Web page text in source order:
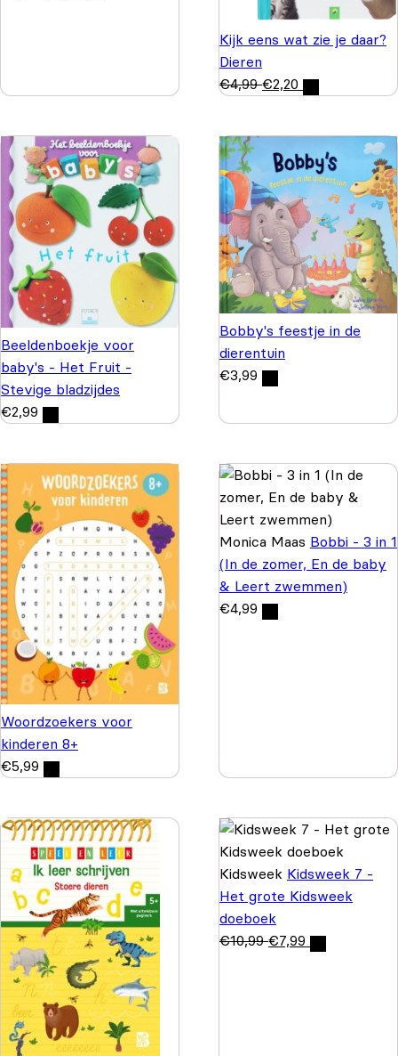
Kijk eens wat zie je daar?
Dieren
€4,99 €2,20
Beeldenboekje voor
baby's - Het Fruit -
Stevige bladzijdes
€2,99
Bobby's feestje in de
dierentuin
€3,99
Woordzoekers voor
kinderen 8+
€5,99
Monica Maas Bobbi - 3 in 1
(In de zomer, En de baby
& Leert zwemmen)
€4,99
Kidsweek Kidsweek 7 -
Het grote Kidsweek
doeboek
€10,99 €7,99